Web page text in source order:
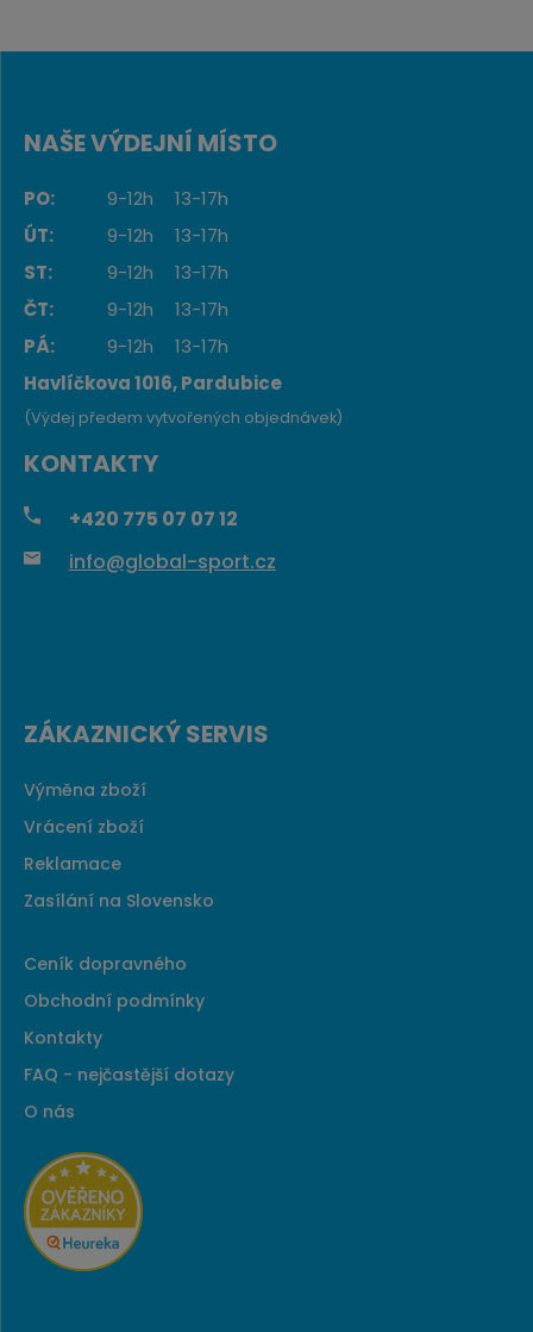
NAŠE VÝDEJNÍ MÍSTO
PO: 9-12h
13-17h
ÚT:
9-12h
13-17h
ST:
9-12h
13-17h
ČT:
9-12h
13-17h
PÁ:
9-12h
13-17h
Havlíčkova 1016, Pardubice
KONTAKTY
+420 775 07 07 12
info@global-sport.cz
(Výdej předem vytvořených objednávek)
ZÁKAZNICKÝ SERVIS
Výměna zboží
Vrácení zboží
Reklamace
Zasílání na Slovensko
Ceník dopravného
Obchodní podmínky
Kontakty
FAQ - nejčastější dotazy
O nás